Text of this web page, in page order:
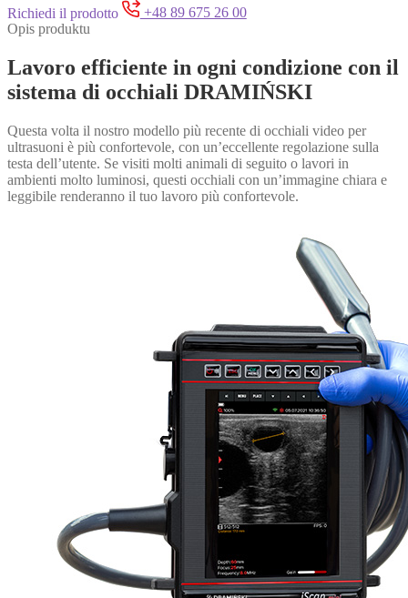
Richiedi il prodotto
+48 89 675 26 00
Opis produktu
Lavoro efficiente in ogni condizione con il
sistema di occhiali DRAMIŃSKI
Questa volta il nostro modello più recente di occhiali video per
ultrasuoni è più confortevole, con un’eccellente regolazione sulla
testa dell’utente. Se visiti molti animali di seguito o lavori in
ambienti molto luminosi, questi occhiali con un’immagine chiara e
leggibile renderanno il tuo lavoro più confortevole.